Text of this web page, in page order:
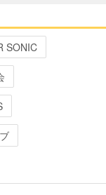
SONIC